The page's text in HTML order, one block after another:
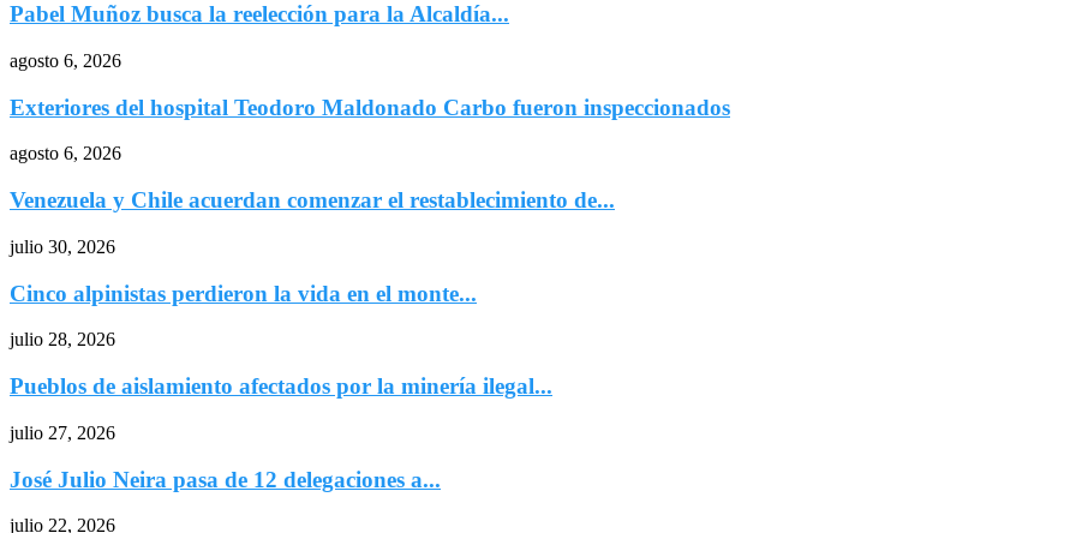
Pabel Muñoz busca la reelección para la Alcaldía...
agosto 6, 2026
Exteriores del hospital Teodoro Maldonado Carbo fueron inspeccionados
agosto 6, 2026
Venezuela y Chile acuerdan comenzar el restablecimiento de...
julio 30, 2026
Cinco alpinistas perdieron la vida en el monte...
julio 28, 2026
Pueblos de aislamiento afectados por la minería ilegal...
julio 27, 2026
José Julio Neira pasa de 12 delegaciones a...
julio 22, 2026